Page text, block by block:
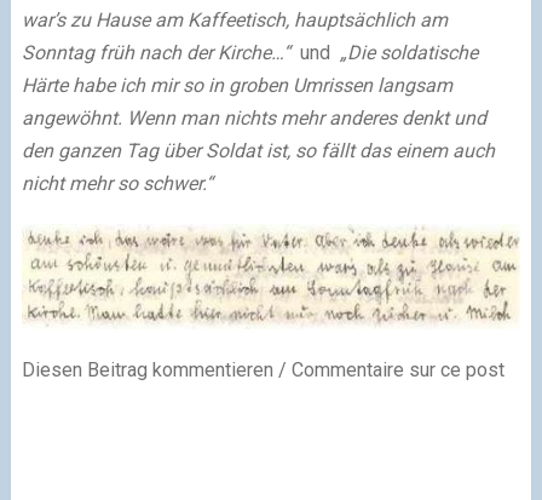
war’s zu Hause am Kaffeetisch, hauptsächlich am
Sonntag früh nach der Kirche…“und „Die soldatische
Härte habe ich mir so in groben Umrissen langsam
angewöhnt. Wenn man nichts mehr anderes denkt und
den ganzen Tag über Soldat ist, so fällt das einem auch
nicht mehr so schwer.“
Diesen Beitrag kommentieren / Commentaire sur ce post